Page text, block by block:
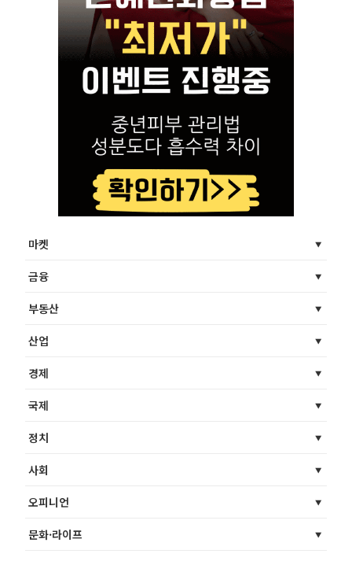
마켓
금융
부동산
산업
경제
국제
정치
사회
오피니언
문화·라이프